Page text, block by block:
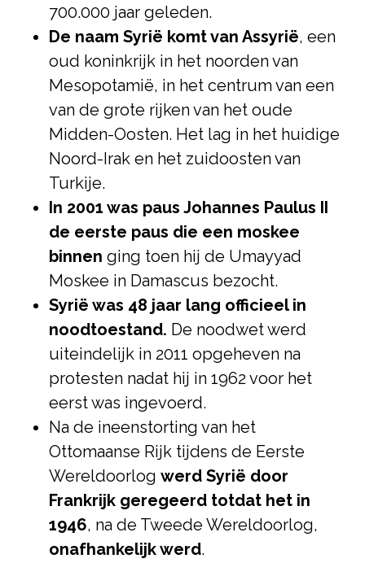
700.000 jaar geleden.
De naam Syrië komt van Assyrië, een
oud koninkrijk in het noorden van
Mesopotamië, in het centrum van een
van de grote rijken van het oude
Midden-Oosten. Het lag in het huidige
Noord-Irak en het zuidoosten van
Turkije.
In 2001 was paus Johannes Paulus II
de eerste paus die een moskee
binnen ging toen hij de Umayyad
Moskee in Damascus bezocht.
Syrië was 48 jaar lang officieel in
noodtoestand. De noodwet werd
uiteindelijk in 2011 opgeheven na
protesten nadat hij in 1962 voor het
eerst was ingevoerd.
Na de ineenstorting van het
Ottomaanse Rijk tijdens de Eerste
Wereldoorlog werd Syrië door
Frankrijk geregeerd totdat het in
1946, na de Tweede Wereldoorlog,
onafhankelijk werd.